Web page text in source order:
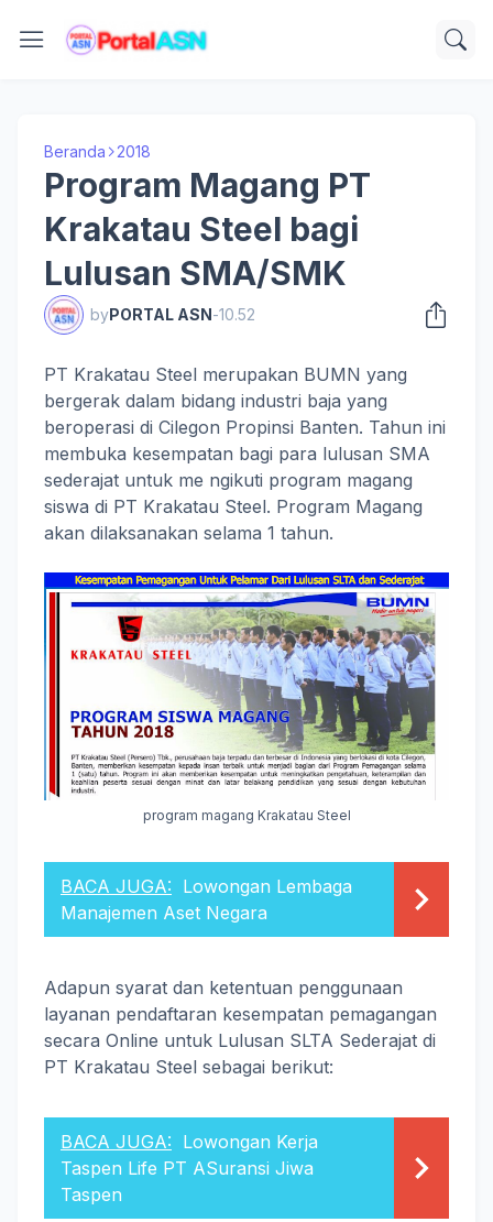
Beranda 2018
Program Magang PT
Krakatau Steel bagi
Lulusan SMA/SMK
byPORTAL ASN-10.52
PT Krakatau Steel merupakan BUMN yang
bergerak dalam bidang industri baja yang
beroperasi di Cilegon Propinsi Banten. Tahun ini
membuka kesempatan bagi para lulusan SMA
sederajat untuk me ngikuti program magang
siswa di PT Krakatau Steel. Program Magang
akan dilaksanakan selama 1 tahun.
program magang Krakatau Steel
BACA JUGA: Lowongan Lembaga
Manajemen Aset Negara
Adapun syarat dan ketentuan penggunaan
layanan pendaftaran kesempatan pemagangan
secara Online untuk Lulusan SLTA Sederajat di
PT Krakatau Steel sebagai berikut:
BACA JUGA: Lowongan Kerja
Taspen Life PT ASuransi Jiwa
Taspen